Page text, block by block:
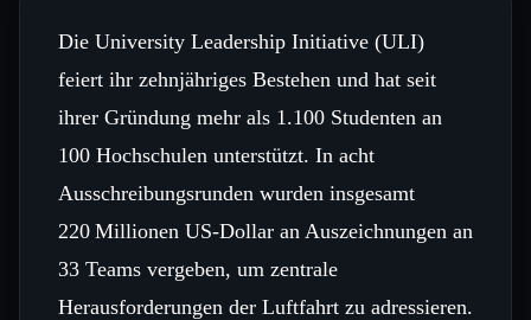
Die University Leadership Initiative (ULI)
feiert ihr zehnjähriges Bestehen und hat seit
ihrer Gründung mehr als 1.100 Studenten an
100 Hochschulen unterstützt. In acht
Ausschreibungsrunden wurden insgesamt
220 Millionen US‑Dollar an Auszeichnungen an
33 Teams vergeben, um zentrale
Herausforderungen der Luftfahrt zu adressieren.